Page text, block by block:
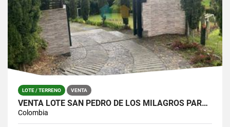
LOTE / TERRENO VENTA
VENTA LOTE SAN PEDRO DE LOS MILAGROS PARCELACION TIKAL
Colombia